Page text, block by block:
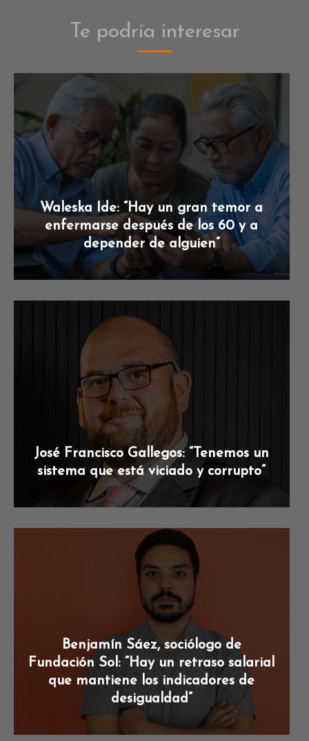
Te podría interesar
Waleska Ide: “Hay un gran temor a
enfermarse después de los 60 y a
depender de alguien”
José Francisco Gallegos: “Tenemos un
sistema que está viciado y corrupto”
Benjamín Sáez, sociólogo de
Fundación Sol: “Hay un retraso salarial
que mantiene los indicadores de
desigualdad”